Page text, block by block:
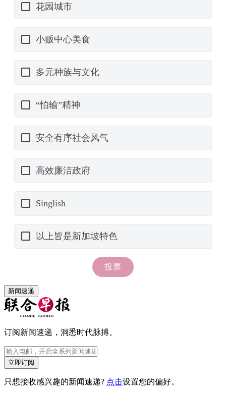
新闻速递
订阅新闻速递，洞悉时代脉搏。
立即订阅
只想接收感兴趣的新闻速递? 点击设置您的偏好。